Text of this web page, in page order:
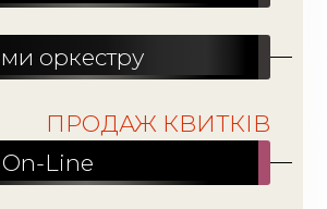
оркестру
ПРОДАЖ КВИТКІВ
Line